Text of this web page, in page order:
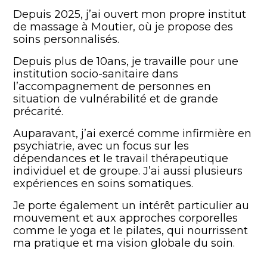
Depuis 2025, j’ai ouvert mon propre institut
de massage à Moutier, où je propose des
soins personnalisés.
Depuis plus de 10ans, je travaille pour une
institution socio-sanitaire dans
l’accompagnement de personnes en
situation de vulnérabilité et de grande
précarité.
Auparavant, j’ai exercé comme infirmière en
psychiatrie, avec un focus sur les
dépendances et le travail thérapeutique
individuel et de groupe. J’ai aussi plusieurs
expériences en soins somatiques.
Je porte également un intérêt particulier au
mouvement et aux approches corporelles
comme le yoga et le pilates, qui nourrissent
ma pratique et ma vision globale du soin.